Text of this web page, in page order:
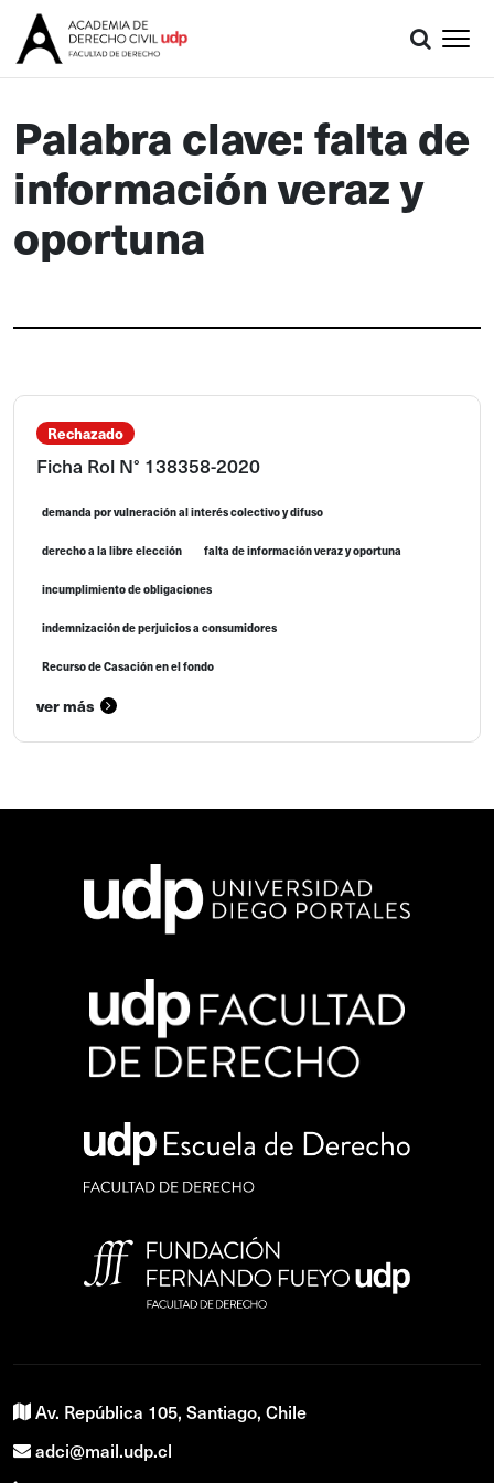
Palabra clave: falta de
información veraz y
oportuna
Rechazado
Ficha Rol N° 138358-2020
demanda por vulneración al interés colectivo y difuso
derecho a la libre elección falta de información veraz y oportuna
incumplimiento de obligaciones
indemnización de perjuicios a consumidores
Recurso de Casación en el fondo
ver más
Av. República 105, Santiago, Chile
adci@mail.udp.cl